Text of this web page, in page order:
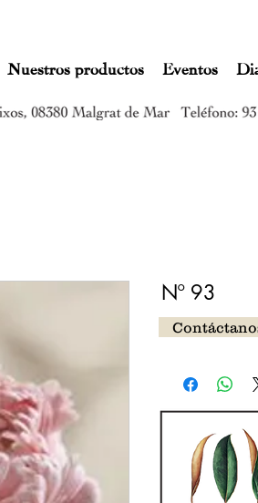
Nuestros productos Eventos
Nº 93